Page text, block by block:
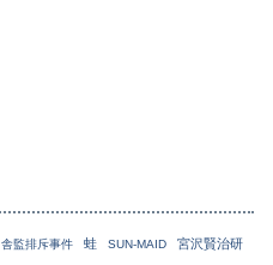
舎監排斥事件 蛙 SUN-MAID 宮沢賢治研